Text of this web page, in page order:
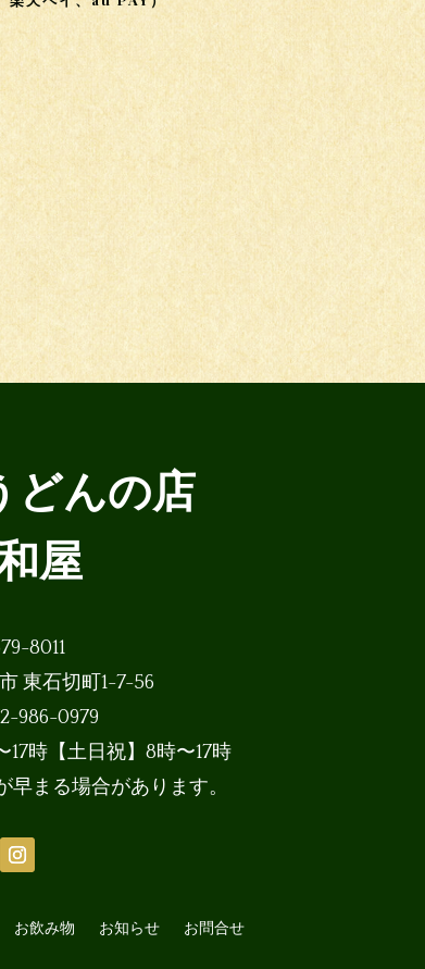
どんの店
屋
8011
東石切町1-7-56
986-0979
17時【土日祝】8時〜17時
まる場合があります。
お飲み物 お知らせ お問合せ